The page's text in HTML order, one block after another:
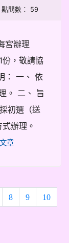
閱數： 59
宮辦理
份，敬請協
： 一、 依
。 二、 旨
初選（送
辦理。
章
8 9 10